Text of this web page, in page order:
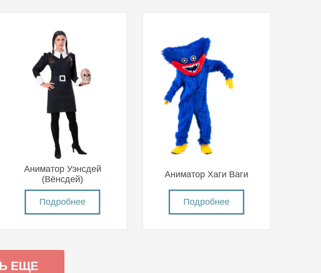
Аниматор Уэнсдей
(Вëнсдей)
Подробнее
Аниматор Хаги Ваги
Подробнее
ЕЩЕ